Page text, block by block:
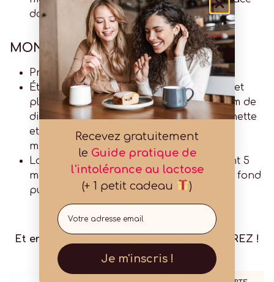
dans un bol.
MONTAGE DE LA TARTE:
Préchauffez le four à 180 °C.
Étalez la pâte sablée sur un plan fariné et
placez-la dans un moule à tarte de 24 cm de
diamètre. Piquez le fond avec une fourchette
et faites cuire à blanc pendant 18 à 20
minutes.
Laissez refroidir le fond de tarte pendant 5
minutes. Étalez la crème pâtissière sur le fond
puis disposez les fraises.
Et enfin l’étape la plus importante, SAVOUREZ !
Recevez gratuitement
le Guide pratique de
l'intolérance au lactose
(+ 1 petit cadeau
)
Email
Je m'inscris !